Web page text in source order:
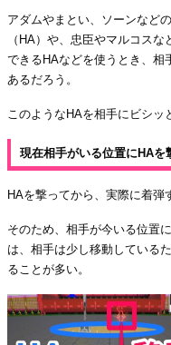
アダムやまとい、ソーンなど
（HA）や、忠臣やマルコス
できるHAなどを使うとき、相
あるだろう。
このようなHAを相手にビシッ
現在相手がいる位置にHAを
HAを撃ってから、実際に着弾
そのため、相手が今いる位置
は、相手は少し移動している
ることが多い。